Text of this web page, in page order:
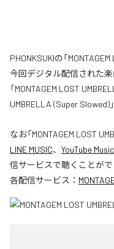
PHONKSUKIの「
今回デジタル配信された楽
「MONTAGEM LOST
UMBRELLA (Super Slowed)
なお「MONTAGEM LOST
LINE MUSIC、 YouTube Music
信サービスで聴くことがで
各配信サービス：